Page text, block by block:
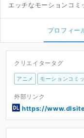
エッチなモーションコミ
プロフィー
クリエイタータグ
アニメ モーションコミ
外部リンク
https://